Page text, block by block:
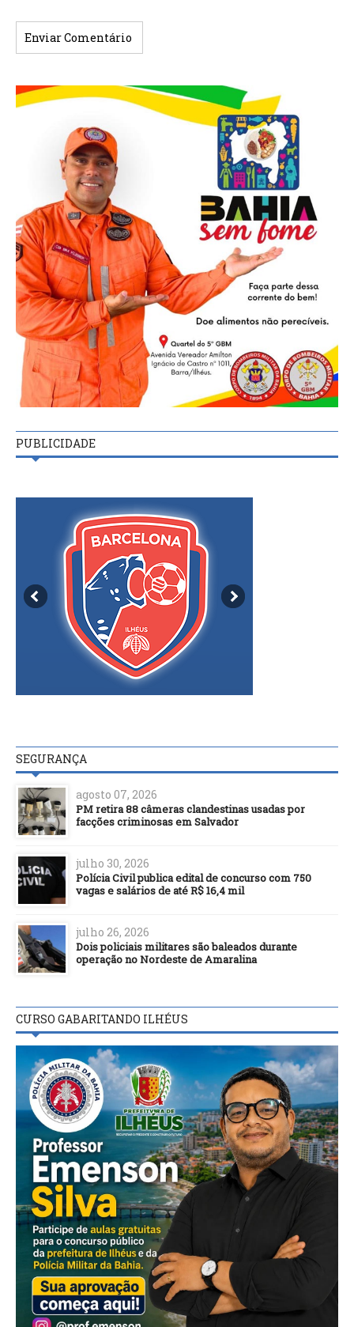
PUBLICIDADE
SEGURANÇA
agosto 07, 2026
PM retira 88 câmeras clandestinas usadas por
facções criminosas em Salvador
julho 30, 2026
Polícia Civil publica edital de concurso com 750
vagas e salários de até R$ 16,4 mil
julho 26, 2026
Dois policiais militares são baleados durante
operação no Nordeste de Amaralina
CURSO GABARITANDO ILHÉUS